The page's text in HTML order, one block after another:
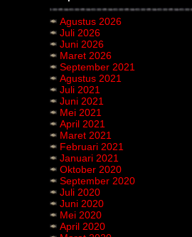
Agustus 2026
Juli 2026
Juni 2026
Maret 2026
September 2021
Agustus 2021
Juli 2021
Juni 2021
Mei 2021
April 2021
Maret 2021
Februari 2021
Januari 2021
Oktober 2020
September 2020
Juli 2020
Juni 2020
Mei 2020
April 2020